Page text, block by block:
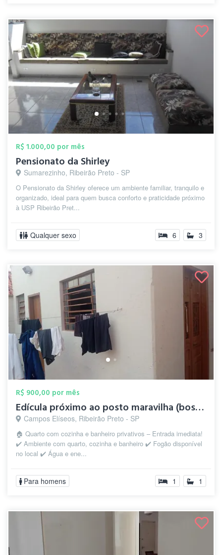
R$ 1.000,00 por mês
Pensionato da Shirley
Sumarezinho, Ribeirão Preto - SP
O Pensionato da Shirley oferece um ambiente familiar, tranquilo e
organizado, ideal para quem busca conforto e praticidade próximo
à USP Ribeirão Pret...
Qualquer sexo 6 3
R$ 900,00 por mês
Edícula próximo ao posto maravilha (bosq...
Campos Elíseos, Ribeirão Preto - SP
🏠 Quarto com cozinha e banheiro privativos – Entrada imediata!
✔️ Ambiente com quarto, cozinha e banheiro ✔️ Fogão disponível
no local ✔️ Água e ene...
Para homens 1 1